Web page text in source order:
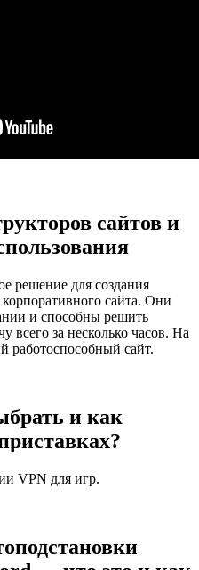
сайтов и
решение для создания
сайта. Они
и способны решить
всего за несколько часов. На
работоспособный сайт.
и как
VPN для игр.